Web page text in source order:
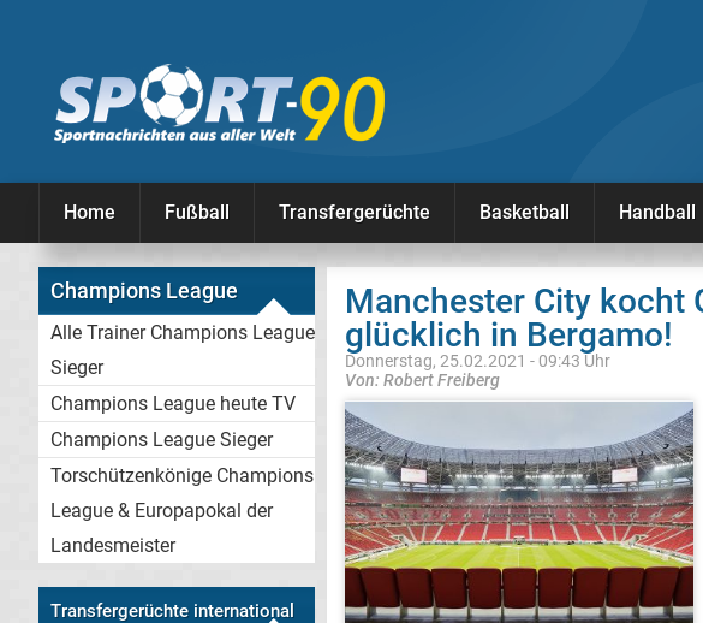
Home Fußball Transfergerüchte Basketball Handball
Champions League
Alle Trainer Champions League
Sieger
Champions League heute TV
Champions League Sieger
Torschützenkönige Champions
League & Europapokal der
Landesmeister
Transfergerüchte international
Manchester City kocht
glücklich in Bergamo!
Donnerstag, 25.02.2021 - 09:43 Uhr
Von: Robert Freiberg